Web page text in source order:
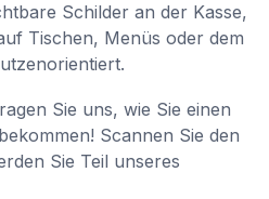
Schilder an der Kasse,
Tischen, Menüs oder dem
Sie uns, wie Sie einen
Scannen Sie den
Sie Teil unseres